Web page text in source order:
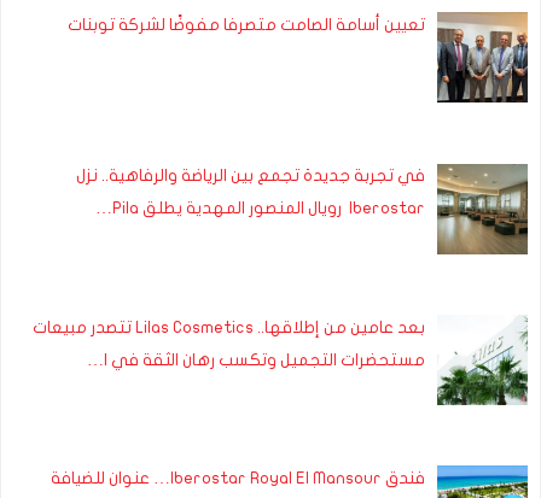
تعيين أسامة الصامت متصرفا مفوضًا لشركة توبنات
في تجربة جديدة تجمع بين الرياضة والرفاهية.. نزل
Iberostar رويال المنصور المهدية يطلق Pila…
بعد عامين من إطلاقها.. Lilas Cosmetics تتصدر مبيعات
مستحضرات التجميل وتكسب رهان الثقة في ا…
فندق Iberostar Royal El Mansour… عنوان للضيافة